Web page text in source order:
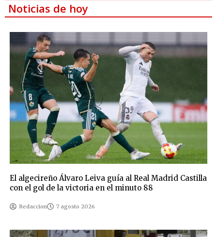
Noticias de hoy
El algecireño Álvaro Leiva guía al Real Madrid Castilla
con el gol de la victoria en el minuto 88
Redaccion 7 agosto 2026